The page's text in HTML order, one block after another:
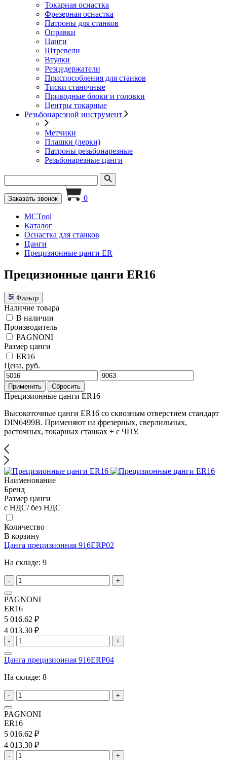
Токарная оснастка
Фрезерная оснастка
Патроны для станков
Оправки
Цанги
Штревели
Втулки
Резцедержатели
Приспособления для станков
Тиски станочные
Приводные блоки и головки
Центры токарные
Резьбонарезной инструмент
Метчики
Плашки (лерки)
Патроны резьбонарезные
Резьбонарезные цанги
Заказать звонок 0
MCTool
Каталог
Оснастка для станков
Цанги
Прецизионные цанги ER
Прецизионные цанги ER16
Фильтр
Наличие товара
В наличии
Производитель
PAGNONI
Размер цанги
ER16
Цена, руб.
Применить Сбросить
Прецизионные цанги ER16
Высокоточные цанги ER16 со сквозным отверстием стандарт
DIN6499В. Применяют на фрезерных, сверлильных,
расточных, токарных станках + с ЧПУ.
Наименование
Бренд
Размер цанги
с НДС/ без НДС
Количество
В корзину
Цанга прецизионная 916ERP02
На складе: 9
- +
PAGNONI
ER16
5 016.62 ₽
4 013.30 ₽
- +
Цанга прецизионная 916ERP04
На складе: 8
- +
PAGNONI
ER16
5 016.62 ₽
4 013.30 ₽
- +